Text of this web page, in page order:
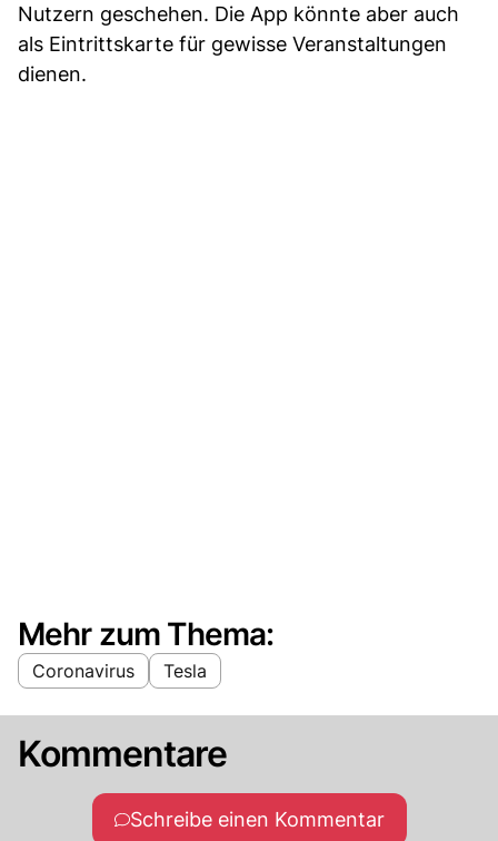
Nutzern geschehen. Die App könnte aber auch
als Eintrittskarte für gewisse Veranstaltungen
dienen.
Mehr zum Thema:
Coronavirus Tesla
Kommentare
Schreibe einen Kommentar